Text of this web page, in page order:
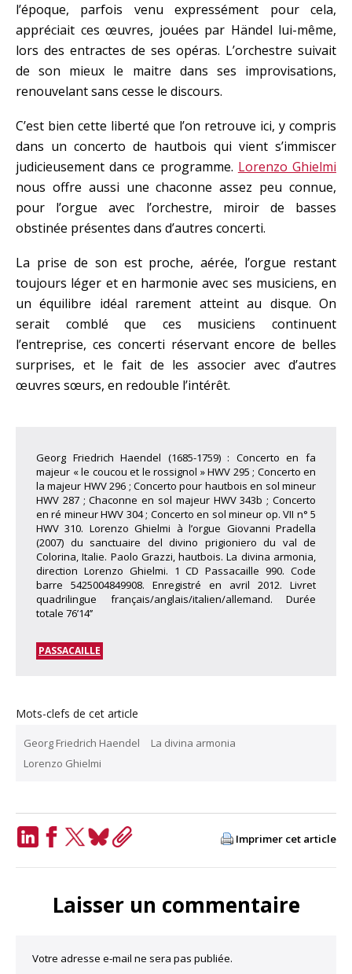
l’époque, parfois venu expressément pour cela,
appréciait ces œuvres, jouées par Händel lui-même,
lors des entractes de ses opéras. L’orchestre suivait
de son mieux le maitre dans ses improvisations,
renouvelant sans cesse le discours.
C’est bien cette liberté que l’on retrouve ici, y compris
dans un concerto de hautbois qui vient s’immiscer
judicieusement dans ce programme. Lorenzo Ghielmi
nous offre aussi une chaconne assez peu connue,
pour l’orgue avec l’orchestre, miroir de basses
obstinée présentes dans d’autres concerti.
La prise de son est proche, aérée, l’orgue restant
toujours léger et en harmonie avec ses musiciens, en
un équilibre idéal rarement atteint au disque. On
serait comblé que ces musiciens continuent
l’entreprise, ces concerti réservant encore de belles
surprises, et le fait de les associer avec d’autres
œuvres sœurs, en redouble l’intérêt.
Georg Friedrich Haendel (1685-1759) : Concerto en fa
majeur « le coucou et le rossignol » HWV 295 ; Concerto en
la majeur HWV 296 ; Concerto pour hautbois en sol mineur
HWV 287 ; Chaconne en sol majeur HWV 343b ; Concerto
en ré mineur HWV 304 ; Concerto en sol mineur op. VII n° 5
HWV 310. Lorenzo Ghielmi à l’orgue Giovanni Pradella
(2007) du sanctuaire del divino prigioniero du val de
Colorina, Italie. Paolo Grazzi, hautbois. La divina armonia,
direction Lorenzo Ghielmi. 1 CD Passacaille 990. Code
barre 5425004849908. Enregistré en avril 2012. Livret
quadrilingue français/anglais/italien/allemand. Durée
totale 76’14’’
PASSACAILLE
Mots-clefs de cet article
Georg Friedrich Haendel
La divina armonia
Lorenzo Ghielmi
Imprimer cet article
Laisser un commentaire
Votre adresse e-mail ne sera pas publiée.